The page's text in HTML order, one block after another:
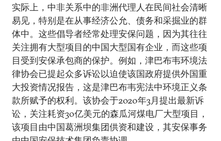
实际上，中非关系中的非洲代理人在民间社会清晰
易见，特别是在从事经济公允、债务和采掘业的群
体中。这些倡导者经常处理安保问题，因为其往往
关注拥有大型项目的中国大型国有企业，而这些项
目受到安保承包商的保护。例如，津巴布韦环境法
律协会已提起众多诉讼以迫使该国政府提供外国重
大投资情况报告，这是津巴布韦宪法中环境正义条
款所赋予的权利。该协会于2020年3月提出最新诉
讼，关注耗资30亿美元的森瓜河煤电厂大型项目，
该项目由中国葛洲坝集团供资和建设，其安保事务